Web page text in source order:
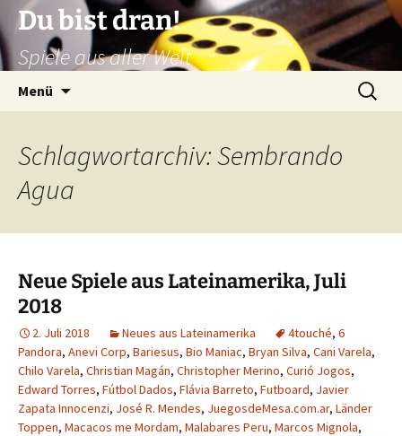
Zum
Inhalt
springen
Du bist dran!
Spiele aus aller Welt
Menü
Suchen
nach:
Schlagwortarchiv: Sembrando
Agua
Neue Spiele aus Lateinamerika, Juli
2018
2. Juli 2018 Neues aus Lateinamerika 4touché, 6
Pandora, Anevi Corp, Bariesus, Bio Maniac, Bryan Silva, Cani Varela,
Chilo Varela, Christian Magán, Christopher Merino, Curió Jogos,
Edward Torres, Fútbol Dados, Flávia Barreto, Futboard, Javier
Zapata Innocenzi, José R. Mendes, JuegosdeMesa.com.ar, Länder
Toppen, Macacos me Mordam, Malabares Peru, Marcos Mignola,